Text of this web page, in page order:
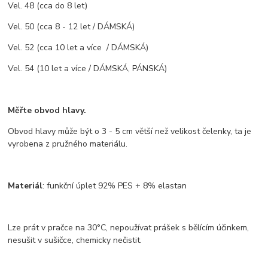
Vel. 48 (cca do 8 let)
Vel. 50 (cca 8 - 12 let / DÁMSKÁ)
Vel. 52 (cca 10 let a více / DÁMSKÁ)
Vel. 54 (10 let a více / DÁMSKÁ, PÁNSKÁ)
Měřte obvod hlavy.
Obvod hlavy může být o 3 - 5 cm větší než velikost čelenky, ta je
vyrobena z pružného materiálu.
Materiál: funkční úplet 92% PES + 8% elastan
Lze prát v pračce na 30°C, nepoužívat prášek s bělícím účinkem,
nesušit v sušičce, chemicky nečistit.